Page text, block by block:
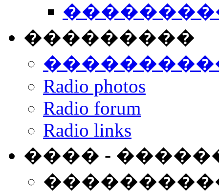
���������
Radio photos
Radio forum
Radio links
���� -